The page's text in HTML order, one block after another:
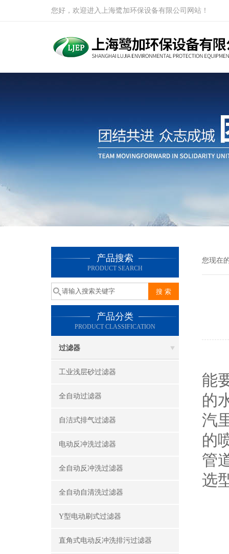
您好，欢迎进入上海鹭加环保设备有限公司网站！
产品搜索
PRODUCT SEARCH
产品分类
PRODUCT CLASSIFICATION
过滤器
工业浅层砂过滤器
全自动过滤器
自洁式排气过滤器
电动反冲洗过滤器
全自动反冲洗过滤器
全自动自清洗过滤器
Y型电动刷式过滤器
直角式电动反冲洗排污过滤器
您现在
能
的
汽
的
管
选